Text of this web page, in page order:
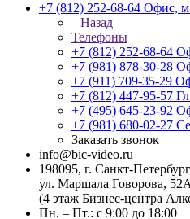
+7 (812) 252-68-64 Офис,
Назад
Телефоны
+7 (812) 252-68-64
+7 (981) 878-30-28
+7 (911) 709-35-29
+7 (812) 447-95-57
+7 (495) 645-23-92
+7 (981) 680-02-27
Заказать звонок
info@bic-video.ru
198095, г. Санкт-
ул. Маршала Говорова,
(4 этаж Бизнес-центра
Пн. – Пт.: с 9:00 до 18:00